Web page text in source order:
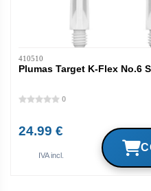
410510
Plumas Target K-Flex No.6
0
24.99 €
IVA incl.